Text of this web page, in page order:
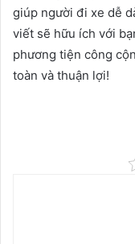
giúp người đi xe dễ
viết sẽ hữu ích với
phương tiện công
toàn và thuận lợi!